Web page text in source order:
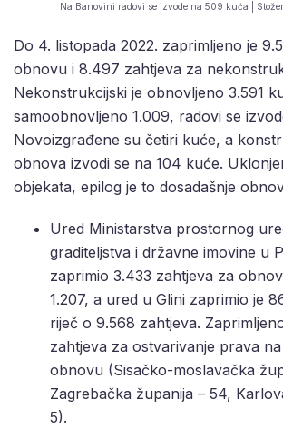
Na Banovini radovi se izvode na 509 kuća |
Do 4. listopada 2022. zaprimljeno je
obnovu i 8.497 zahtjeva za
Nekonstrukcijski je obnovljeno 3.591
samoobnovljeno 1.009, radovi se
Novoizgrađene su četiri kuće, a
obnova izvodi se na 104 kuće.
objekata, epilog je to dosadašnje
Ured Ministarstva prostornog
graditeljstva i državne imovine u
zaprimio 3.433 zahtjeva za
1.207, a ured u Glini zaprimio je
riječ o 9.568 zahtjeva.
zahtjeva za ostvarivanje prava
obnovu (Sisačko-moslavačka
Zagrebačka županija – 54,
5).